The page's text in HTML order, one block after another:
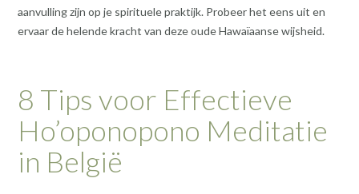
aanvulling zijn op je spirituele praktijk. Probeer het eens uit en
ervaar de helende kracht van deze oude Hawaïaanse wijsheid.
8 Tips voor Effectieve
Ho’oponopono Meditatie
in België